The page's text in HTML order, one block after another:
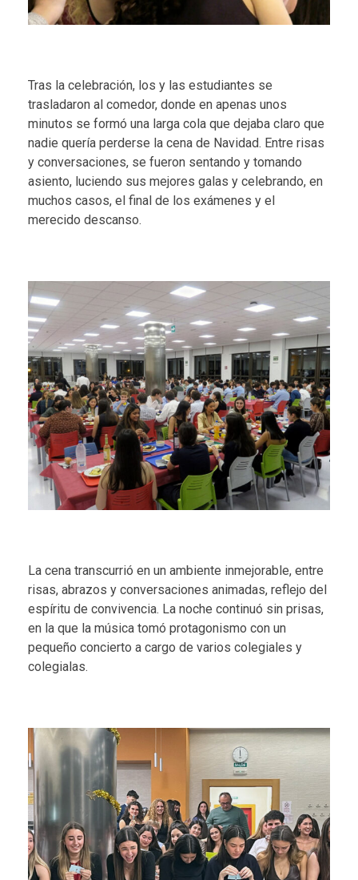
Tras la celebración, los y las estudiantes se
trasladaron al comedor, donde en apenas unos
minutos se formó una larga cola que dejaba claro que
nadie quería perderse la cena de Navidad. Entre risas
y conversaciones, se fueron sentando y tomando
asiento, luciendo sus mejores galas y celebrando, en
muchos casos, el final de los exámenes y el
merecido descanso.
La cena transcurrió en un ambiente inmejorable, entre
risas, abrazos y conversaciones animadas, reflejo del
espíritu de convivencia. La noche continuó sin prisas,
en la que la música tomó protagonismo con un
pequeño concierto a cargo de varios colegiales y
colegialas.